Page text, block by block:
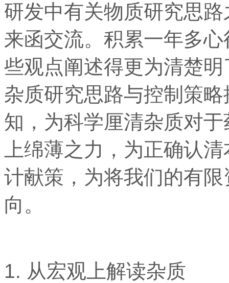
研发中有关物质研究思
来函交流。积累一年多
些观点阐述得更为清楚
杂质研究思路与控制策
知，为科学厘清杂质对
上绵薄之力，为正确认
计献策，为将我们的有
向。
1. 从宏观上解读杂质